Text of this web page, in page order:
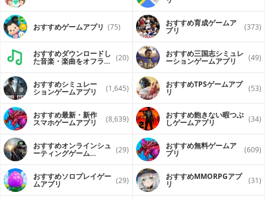
おすすめゲームアプリ (75) おすすめ育成ゲームア
プリ (373)
おすすめダウンロードし
た音楽・楽曲をオフライ (20) おすすめ三国志シミュレ
ーションゲームアプリ (49)
おすすめシミュレー
ションゲームアプリ (1,645) おすすめTPSゲームアプ
リ (53)
おすすめ最新・新作
スマホゲームアプリ (8,639) おすすめ飽きない暇つぶ
しゲームアプリ (34)
おすすめオンラインシュ
ーティングゲーム (29) おすすめ無料ゲームア
プリ (609)
おすすめソロプレイゲー
ムアプリ (29) おすすめ MMORPGアプ
リ (31)